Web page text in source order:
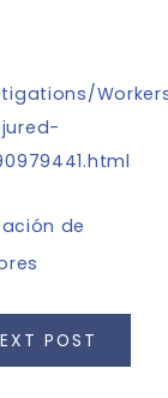
de
POST